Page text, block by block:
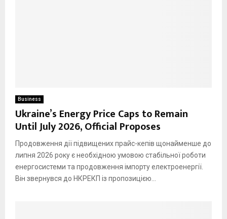
Business
Ukraine’s Energy Price Caps to Remain
Until July 2026, Official Proposes
Продовження дії підвищених прайс-кепів щонайменше до
липня 2026 року є необхідною умовою стабільної роботи
енергосистеми та продовження імпорту електроенергії.
Він звернувся до НКРЕКП із пропозицією...